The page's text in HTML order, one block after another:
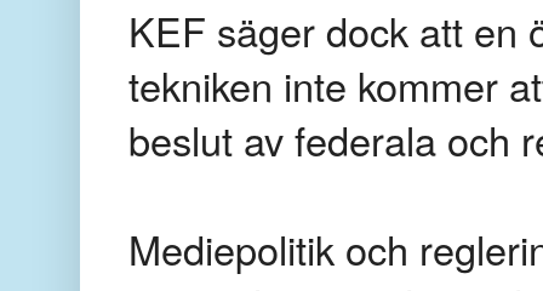
KEF säger dock att en
tekniken inte kommer
beslut av federala och
Mediepolitik och